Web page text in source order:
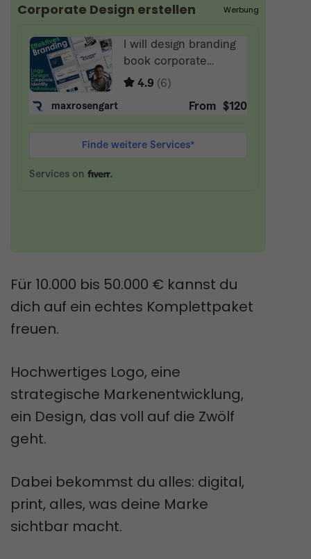
Corporate Design erstellen Werbung
Für 10.000 bis 50.000 € kannst du
dich auf ein echtes Komplettpaket
freuen.
Hochwertiges Logo, eine
strategische Markenentwicklung,
ein Design, das voll auf die Zwölf
geht.
Dabei bekommst du alles: digital,
print, alles, was deine Marke
sichtbar macht.